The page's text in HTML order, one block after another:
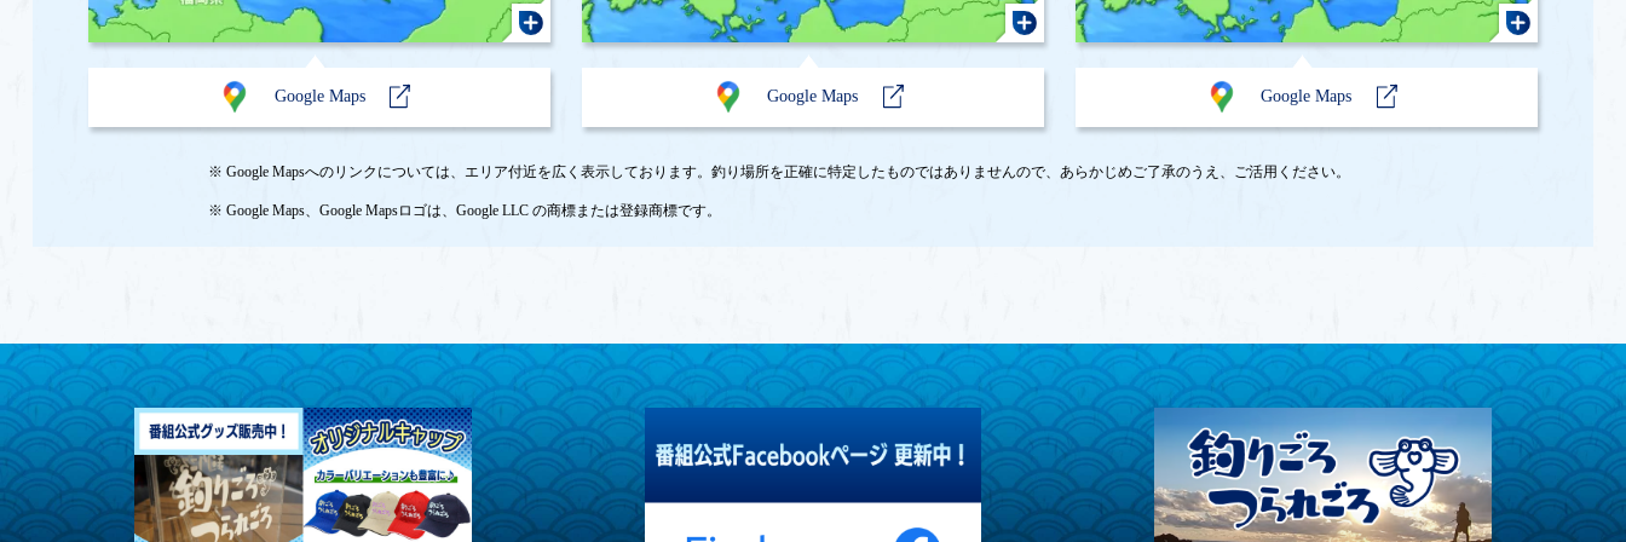
Google Maps Google Maps Google Maps
※ Google Mapsへのリンクについては、エリア付近を広く表示しております。釣り場所を正確に特定したものではありませんので、あらかじめご了承のうえ、ご活用ください。
※ Google Maps、Google Mapsロゴは、Google LLC の商標または登録商標です。